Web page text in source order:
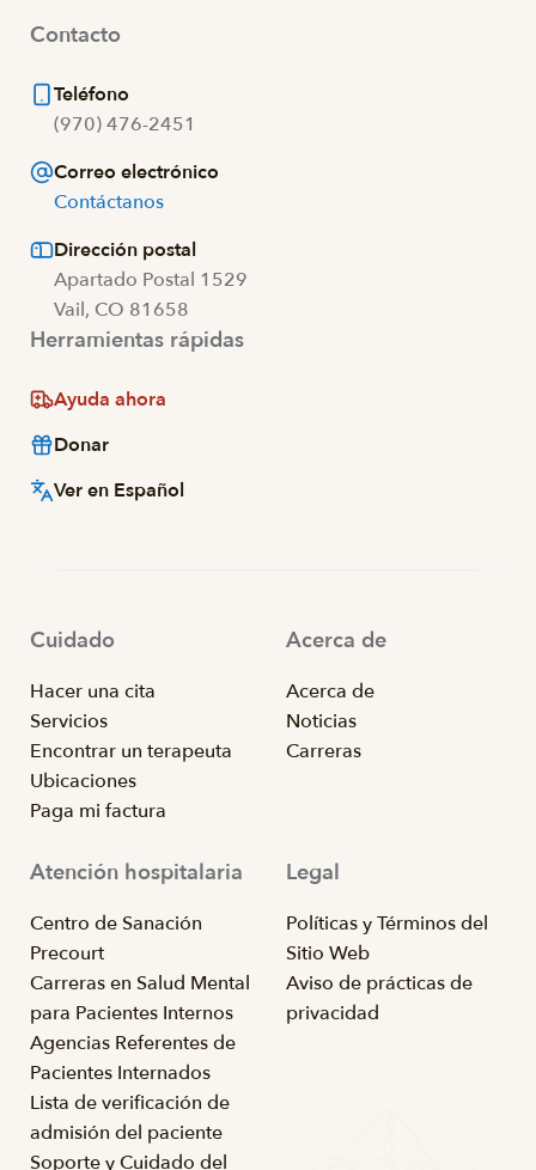
Contacto
Teléfono
(970) 476-2451
Correo electrónico
Contáctanos
Dirección postal
Apartado Postal 1529
Vail, CO 81658
Herramientas rápidas
Ayuda ahora
Donar
Ver en Español
Cuidado
Hacer una cita
Servicios
Encontrar un terapeuta
Ubicaciones
Paga mi factura
Acerca de
Acerca de
Noticias
Carreras
Atención hospitalaria
Centro de Sanación
Precourt
Carreras en Salud Mental
para Pacientes Internos
Agencias Referentes de
Pacientes Internados
Lista de verificación de
admisión del paciente
Soporte y Cuidado del
Legal
Políticas y Términos del
Sitio Web
Aviso de prácticas de
privacidad